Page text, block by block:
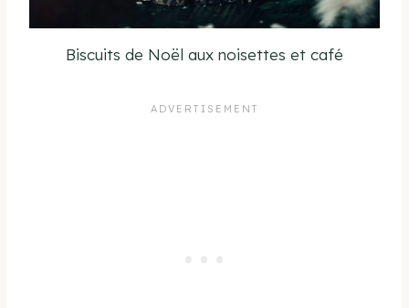
Biscuits de Noël aux noisettes et café